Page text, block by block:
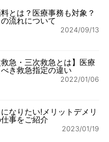
とは？医療事務も対象？
流れについて
2024/09/13
救急・三次救急とは】医療
き救急指定の違い
2022/01/06
なりたい!メリットデメリ
事をご紹介
2023/01/19